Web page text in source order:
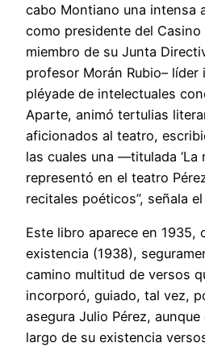
cabo Montiano una intensa
como presidente del
miembro de su Junta
profesor Morán Rubio–
pléyade de intelectuales
Aparte, animó tertulias
aficionados al teatro,
las cuales una —titulada ‘La
representó en el teatro
recitales poéticos”, señala
Este libro aparece en 1935,
existencia (1938),
camino multitud de versos
incorporó, guiado, tal vez,
asegura Julio Pérez,
largo de su existencia